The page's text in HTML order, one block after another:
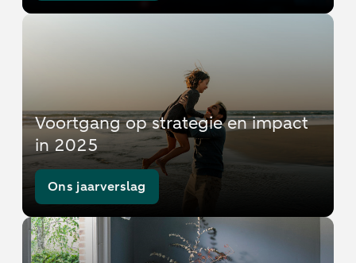
Voortgang op strategie en impact
in 2025
Ons jaarverslag